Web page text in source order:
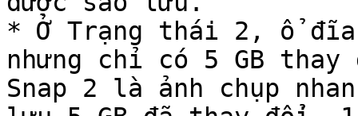
* Ở Trạng thái 2, ổ đĩa
nhưng chỉ có 5 GB
Snap 2 là ảnh chụp